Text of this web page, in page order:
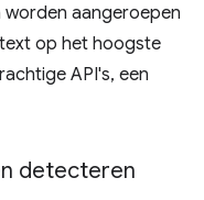
worden aangeroepen
op het hoogste
API's, een
detecteren